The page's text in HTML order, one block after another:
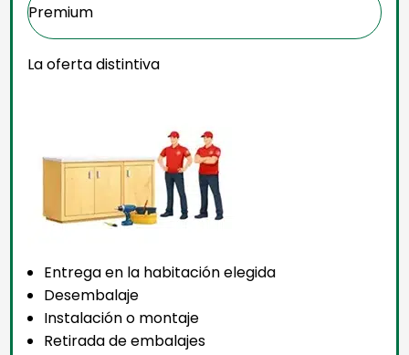
Premium
La oferta distintiva
Entrega en la habitación elegida
Desembalaje
Instalación o montaje
Retirada de embalajes